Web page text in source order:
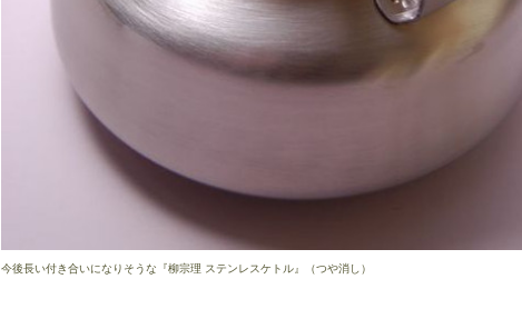
今後長い付き合いになりそうな『柳宗理 ステンレスケトル』（つや消し）